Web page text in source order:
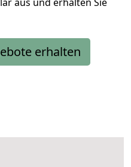
erhalten